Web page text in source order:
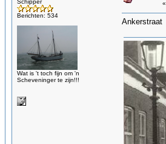
Schipper
Berichten: 534
Wat is 't toch fijn om 'n
Scheveninger te zijn!!!
«
Ankerstraat